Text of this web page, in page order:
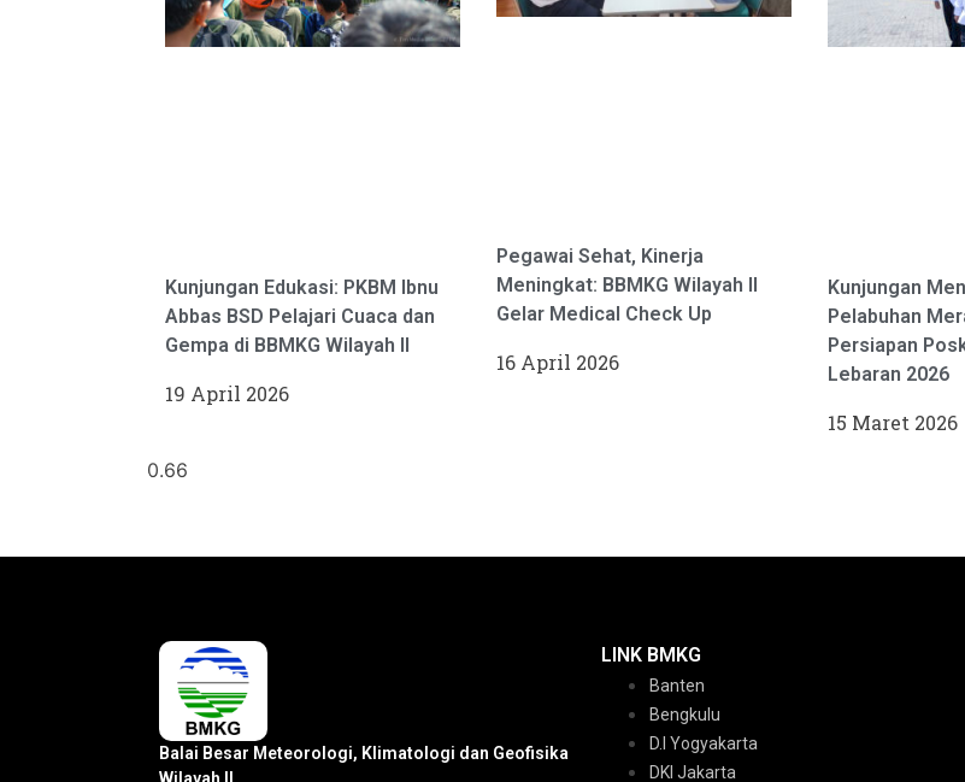
Kunjungan Edukasi: PKBM Ibnu
Abbas BSD Pelajari Cuaca dan
Gempa di BBMKG Wilayah II
19 April 2026
Pegawai Sehat, Kinerja
Meningkat: BBMKG Wilayah II
Gelar Medical Check Up
16 April 2026
Kunjungan
Pelabuhan
Persiapan
Lebaran 2026
15 Maret 2026
Balai Besar Meteorologi, Klimatologi dan Geofisika
LINK BMKG
Banten
Bengkulu
D.I Yogyakarta
DKI Jakarta